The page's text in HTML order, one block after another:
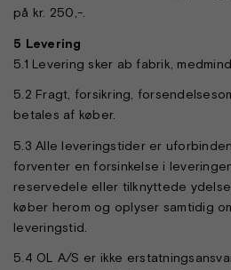
på kr. 250,-.
5 Levering
5.1 Levering sker ab fabrik,
5.2 Fragt, forsikring,
betales af køber.
5.3 Alle leveringstider er
forventer en forsinkelse i
reservedele eller tilknyttede
køber herom og oplyser samtidig
leveringstid.
5.4 OL A/S er ikke